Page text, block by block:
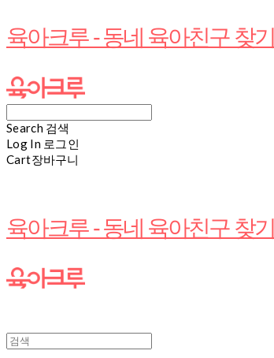
육아크루 - 동네 육아친구 찾기
Search 검색
Log In 로그인
Cart장바구니
육아크루 - 동네 육아친구 찾기